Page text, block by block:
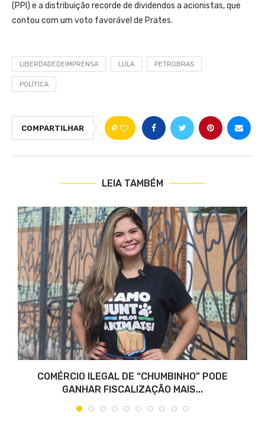
(PPI) e a distribuição recorde de dividendos a acionistas, que
contou com um voto favorável de Prates.
LIBERDADEDEIMPRENSA LULA PETROBRAS
POLÍTICA
COMPARTILHAR 0
LEIA TAMBÉM
COMÉRCIO ILEGAL DE “CHUMBINHO” PODE
GANHAR FISCALIZAÇÃO MAIS...